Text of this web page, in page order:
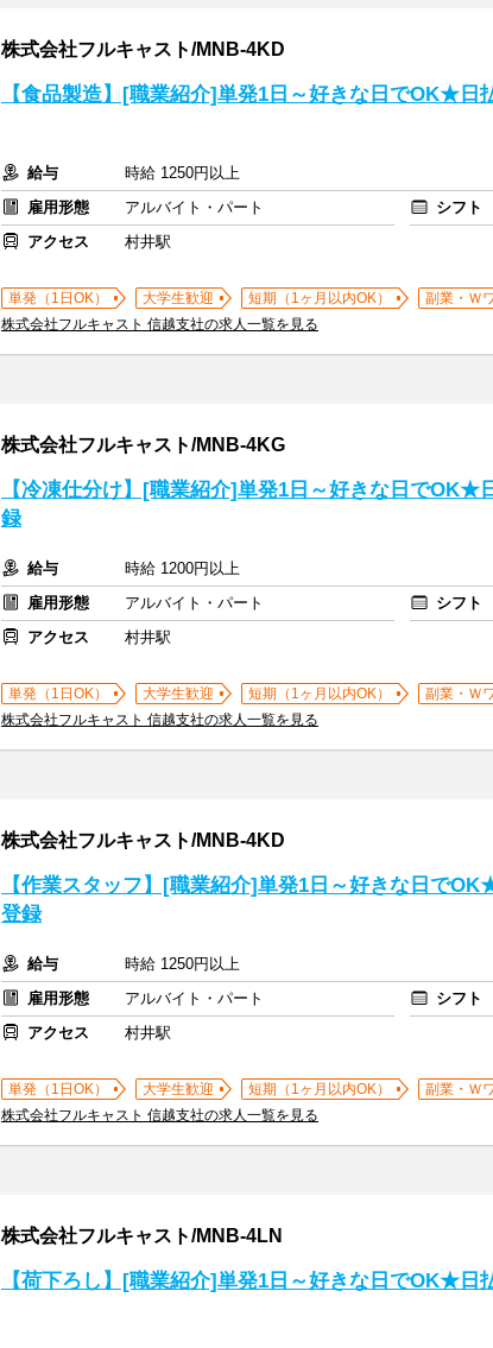
株式会社フルキャスト/MNB-4KD
【食品製造】[職業紹介]単発1日～好きな日でOK★日
給与
時給 1250円以上
雇用形態
アルバイト・パート シフト
アクセス
村井駅
単発（1日OK） 大学生歓迎 短期（1ヶ月以内OK） 副業・Ｗ
株式会社フルキャスト 信越支社の求人一覧を見る
株式会社フルキャスト/MNB-4KG
【冷凍仕分け】[職業紹介]単発1日～好きな日でOK★
録
給与
時給 1200円以上
雇用形態
アルバイト・パート シフト
アクセス
村井駅
単発（1日OK） 大学生歓迎 短期（1ヶ月以内OK） 副業・Ｗ
株式会社フルキャスト 信越支社の求人一覧を見る
株式会社フルキャスト/MNB-4KD
【作業スタッフ】[職業紹介]単発1日～好きな日で
登録
給与
時給 1250円以上
雇用形態
アルバイト・パート シフト
アクセス
村井駅
単発（1日OK） 大学生歓迎 短期（1ヶ月以内OK） 副業・Ｗ
株式会社フルキャスト 信越支社の求人一覧を見る
株式会社フルキャスト/MNB-4LN
【荷下ろし】[職業紹介]単発1日～好きな日でOK★日